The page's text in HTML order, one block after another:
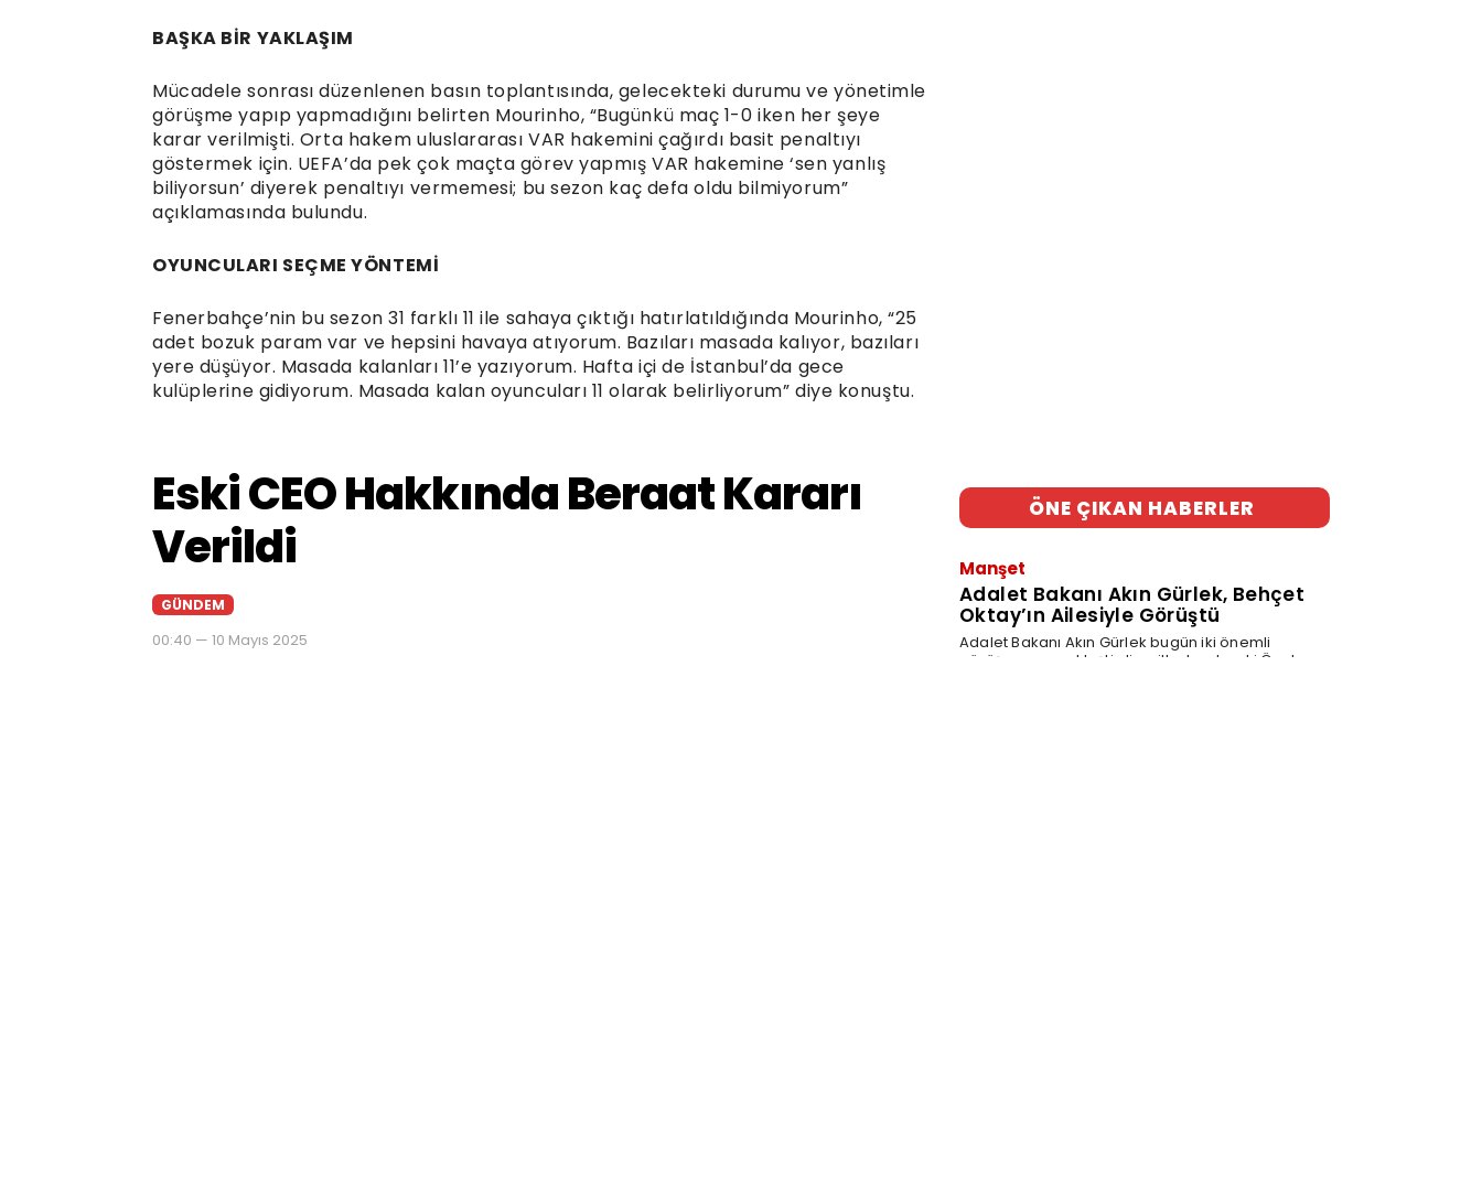
BAŞKA BİR YAKLAŞIM
Mücadele sonrası düzenlenen basın toplantısında, gelecekteki durumu ve yönetimle
görüşme yapıp yapmadığını belirten Mourinho, “Bugünkü maç 1-0 iken her şeye
karar verilmişti. Orta hakem uluslararası VAR hakemini çağırdı basit penaltıyı
göstermek için. UEFA’da pek çok maçta görev yapmış VAR hakemine ‘sen yanlış
biliyorsun’ diyerek penaltıyı vermemesi; bu sezon kaç defa oldu bilmiyorum”
açıklamasında bulundu.
OYUNCULARI SEÇME YÖNTEMİ
Fenerbahçe’nin bu sezon 31 farklı 11 ile sahaya çıktığı hatırlatıldığında Mourinho, “25
adet bozuk param var ve hepsini havaya atıyorum. Bazıları masada kalıyor, bazıları
yere düşüyor. Masada kalanları 11’e yazıyorum. Hafta içi de İstanbul’da gece
kulüplerine gidiyorum. Masada kalan oyuncuları 11 olarak belirliyorum” diye konuştu.